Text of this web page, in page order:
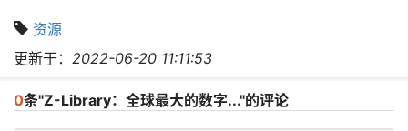
资源
更新于： 2022-06-20 11:11:53
0条"Z-Library：全球最大的数字..."的评论